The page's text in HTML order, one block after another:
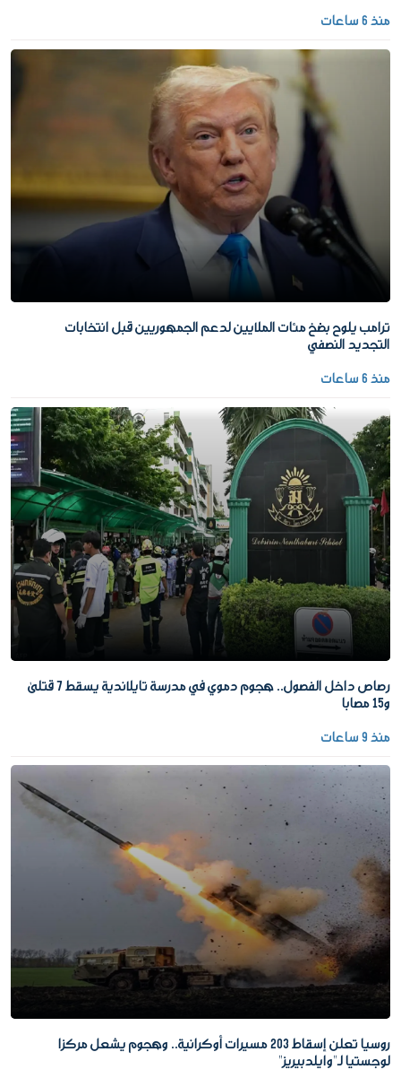
منذ 6 ساعات
ترامب يلوح بضخ مئات الملايين لدعم الجمهوريين قبل انتخابات
التجديد النصفي
منذ 6 ساعات
رصاص داخل الفصول.. هجوم دموي في مدرسة تايلاندية يسقط 7 قتلى
و15 مصابا
منذ 9 ساعات
روسيا تعلن إسقاط 203 مسيرات أوكرانية.. وهجوم يشعل مركزا
لوجستيا لـ"وايلدبيريز"